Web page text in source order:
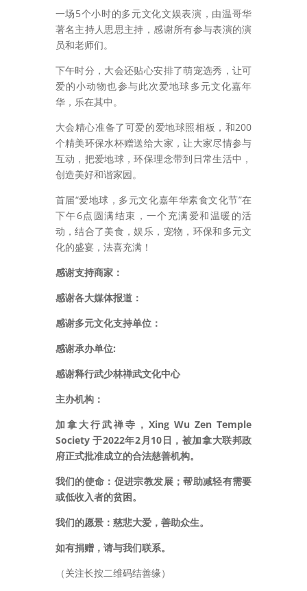
一场5个小时的多元文化文娱表演，由温哥华
著名主持人思思主持，感谢所有参与表演的演
员和老师们。
下午时分，大会还贴心安排了萌宠选秀，让可
爱的小动物也参与此次爱地球多元文化嘉年
华，乐在其中。
大会精心准备了可爱的爱地球照相板，和200
个精美环保水杯赠送给大家，让大家尽情参与
互动，把爱地球，环保理念带到日常生活中，
创造美好和谐家园。
首届“爱地球，多元文化嘉年华素食文化节”在
下午6点圆满结束，一个充满爱和温暖的活
动，结合了美食，娱乐，宠物，环保和多元文
化的盛宴，法喜充满！
感谢支持商家：
感谢各大媒体报道：
感谢多元文化支持单位：
感谢承办单位:
感谢释行武少林禅武文化中心
主办机构：
加拿大行武禅寺，Xing Wu Zen Temple
Society 于2022年2月10日，被加拿大联邦政
府正式批准成立的合法慈善机构。
我们的使命：促进宗教发展；帮助减轻有需要
或低收入者的贫困。
我们的愿景：慈悲大爱，善助众生。
如有捐赠，请与我们联系。
（关注长按二维码结善缘）